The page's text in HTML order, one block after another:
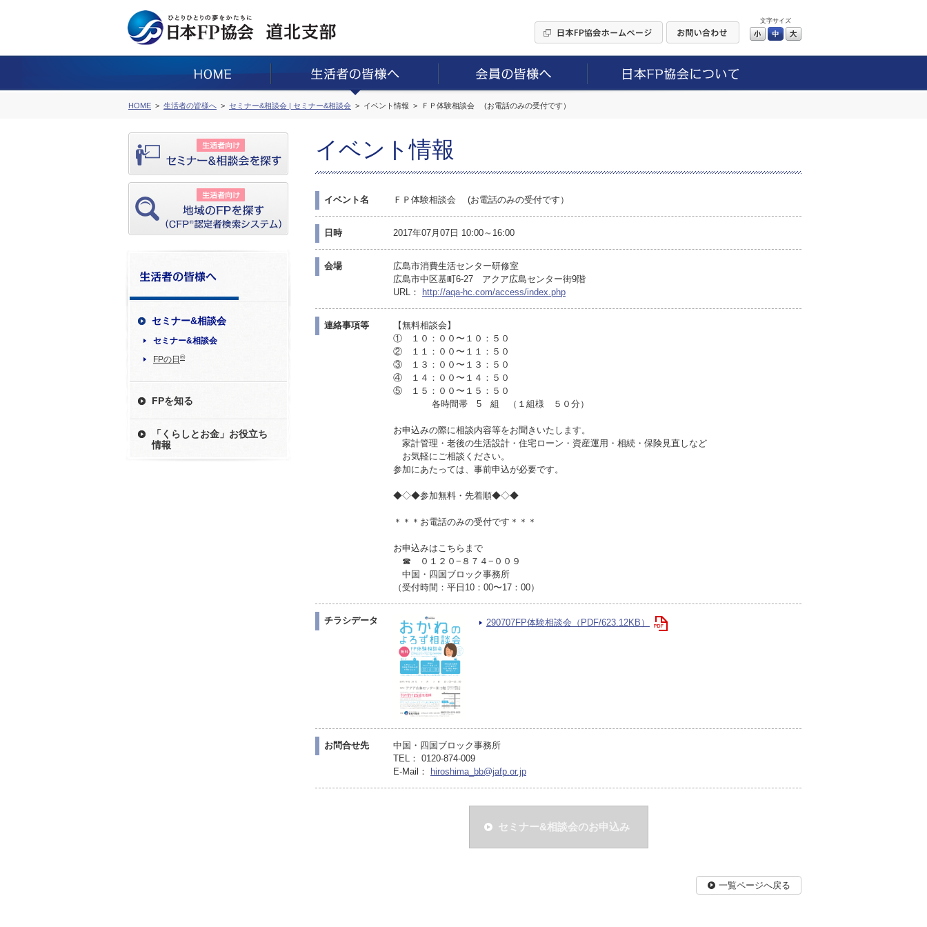
文字サイズ
小 中
HOME 生活者の皆様へ セミナー&相談会 | セミナー&相談会 イベント情報 ＦＰ体験相談会 (お電話のみの受付です）
セミナー&相談会
セミナー&相談会
FPの日 ®
FPを知る
「くらしとお金」お役立ち
情報
イベント情報
イベント名 ＦＰ体験相談会 (お電話のみの受付です）
日時 2017年07月07日 10:00～16:00
会場
広島市消費生活センター研修室
広島市中区基町6-27 アクア広島センター街9階
URL：
http://aqa-hc.com/access/index.php
連絡事項等
【無料相談会】
① １０：００〜１０：５０
② １１：００〜１１：５０
③ １３：００〜１３：５０
④ １４：００〜１４：５０
⑤ １５：００〜１５：５０
各時間帯 5 組 （１組様 ５０分）
お申込みの際に相談内容等をお聞きいたします。
家計管理・老後の生活設計・住宅ローン・資産運用・相続・保険見直しなど
お気軽にご相談ください。
参加にあたっては、事前申込が必要です。
◆◇◆参加無料・先着順◆◇◆
＊＊＊お電話のみの受付です＊＊＊
お申込みはこちらまで
☎ ０１２０−８７４−００９
中国・四国ブロック事務所
（受付時間：平日10：00〜17：00）
チラシデータ 290707FP体験相談会（PDF/623.12KB）
お問合せ先
中国・四国ブロック事務所
TEL： 0120-874-009
E-Mail： hiroshima_bb@jafp.or.jp
セミナー&相談会のお申込み
一覧ページへ戻る